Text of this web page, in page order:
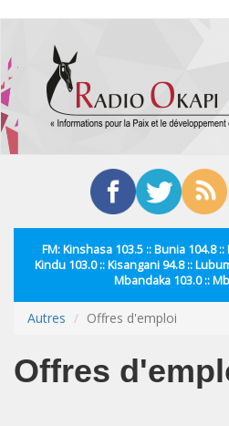
contenu
principal
FM: Kinshasa 103.5 :: Bunia 104.8
Kindu 103.0 :: Kisangani 94.8 ::
Mbandaka 103.0 ::
Autres Offres d'emploi
Offres